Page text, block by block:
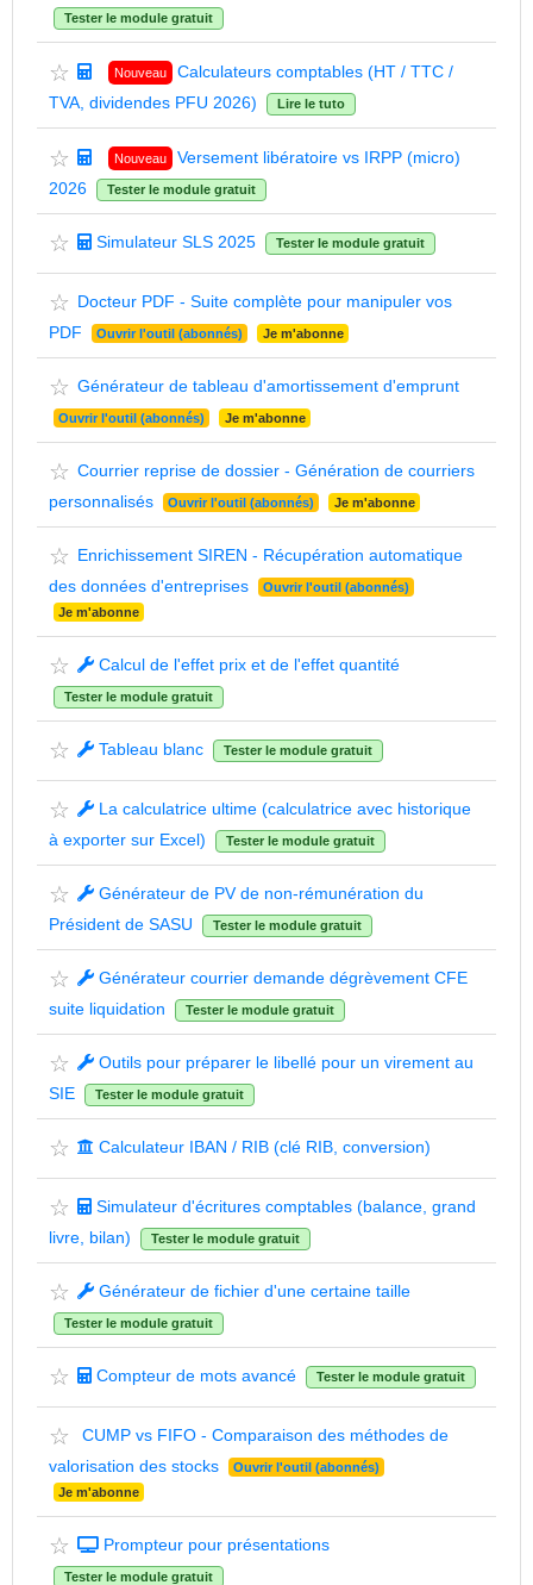
Tester le module gratuit
☆ Nouveau
Calculateurs comptables (HT / TTC /
TVA, dividendes PFU 2026)
Lire le tuto
☆ Nouveau
Versement libératoire vs IRPP (micro)
2026
Tester le module gratuit
☆ Simulateur SLS 2025 Tester le module gratuit
☆ Docteur PDF - Suite complète pour manipuler vos
PDF
Ouvrir l'outil (abonnés) Je m'abonne
☆ Générateur de tableau d'amortissement d'emprunt
Ouvrir l'outil (abonnés) Je m'abonne
☆ Courrier reprise de dossier - Génération de courriers
personnalisés
Ouvrir l'outil (abonnés) Je m'abonne
☆ Enrichissement SIREN - Récupération automatique
des données d'entreprises
Ouvrir l'outil (abonnés)
Je m'abonne
☆ Calcul de l'effet prix et de l'effet quantité
Tester le module gratuit
☆ Tableau blanc Tester le module gratuit
☆
La calculatrice ultime (calculatrice avec historique
à exporter sur Excel)
Tester le module gratuit
☆
Générateur de PV de non-rémunération du
Président de SASU
Tester le module gratuit
☆
Générateur courrier demande dégrèvement CFE
suite liquidation
Tester le module gratuit
☆
Outils pour préparer le libellé pour un virement au
SIE
Tester le module gratuit
☆ Calculateur IBAN / RIB (clé RIB, conversion)
☆
Simulateur d'écritures comptables (balance, grand
livre, bilan)
Tester le module gratuit
☆ Générateur de fichier d'une certaine taille
Tester le module gratuit
☆ Compteur de mots avancé Tester le module gratuit
☆
CUMP vs FIFO - Comparaison des méthodes de
valorisation des stocks
Ouvrir l'outil (abonnés)
Je m'abonne
☆ Prompteur pour présentations
Tester le module gratuit